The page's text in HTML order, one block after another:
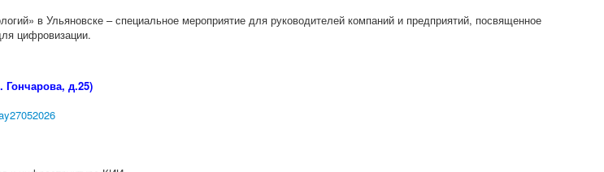
в Ульяновске – специальное мероприятие для руководителей компаний и предприятий, посвященное
цифровизации.
Гончарова, д.25)